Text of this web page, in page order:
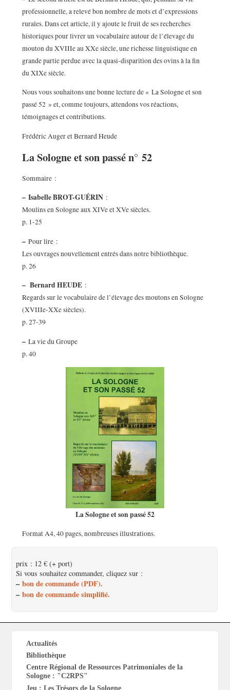
professionnelle, a relevé bon nombre de mots et d’expressions
rurales. Dans cet article, il y ajoute le fruit de ses recherches
historiques pour livrer un vocabulaire autour de l’élevage du
mouton du XVIIIe au XXe siècle, une richesse linguistique en
grande partie perdue avec la quasi-disparition des ovins à la fin
du XIXe siècle.
Nous vous souhaitons une bonne lecture de « La Sologne et son
passé 52 » et, comme toujours, attendons vos réactions,
témoignages et contributions.
Frédéric Auger et Bernard Heude
La Sologne et son passé n° 52
Sommaire :
– Isabelle BROT-GUÉRIN:
Moulins en Sologne aux XIVe et XVe siècles.
p. 1-25
–Pour lire :
Les ouvrages nouvellement entrés dans notre bibliothèque.
p. 26
– Bernard HEUDE:
Regards sur le vocabulaire de l’élevage des moutons en Sologne
(XVIIIe-XXe siècles).
p. 27-39
–La vie du Groupe
p. 40
La Sologne et son passé 52
Format A4, 40 pages, nombreuses illustrations.
prix : 12 € (+ port)
Si vous souhaitez commander, cliquez sur :
– bon de commande (PDF).
– bon de commande simplifié.
Actualités
Bibliothèque
Centre Régional de Ressources Patrimoniales de la
Sologne : "C2RPS"
Jeu : Les Trésors de la Sologne